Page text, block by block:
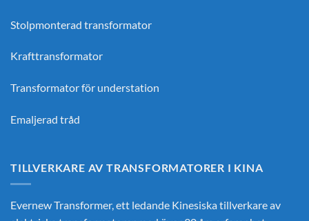
Stolpmonterad transformator
Krafttransformator
Transformator för understation
Emaljerad tråd
TILLVERKARE AV TRANSFORMATORER I KINA
Evernew Transformer, ett ledande Kinesiska tillverkare av